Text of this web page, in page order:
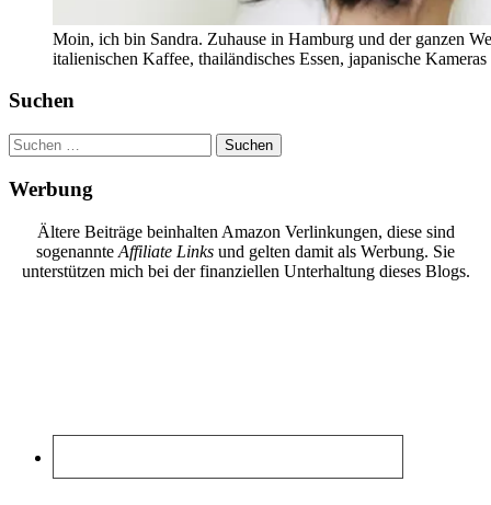
Moin, ich bin Sandra. Zuhause in Hamburg und der ganzen
italienischen Kaffee, thailändisches Essen, japanische
Suchen
Suchen
nach:
Werbung
Ältere Beiträge beinhalten Amazon Verlinkungen, diese sind
sogenannte Affiliate Links und gelten damit als Werbung. Sie
unterstützen mich bei der finanziellen Unterhaltung dieses Blogs.